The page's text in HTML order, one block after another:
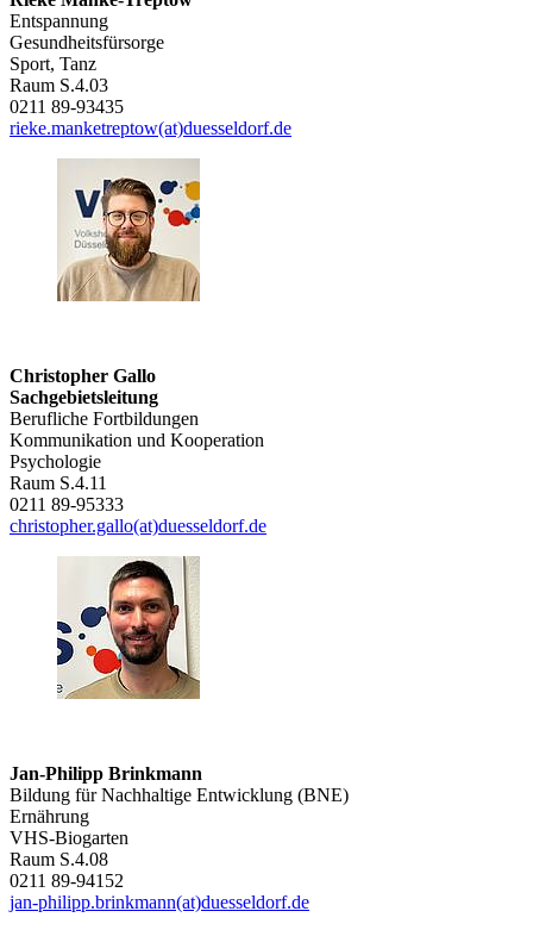
Entspannung
Gesundheitsfürsorge
Sport, Tanz
Raum S.4.03
0211 89-93435
rieke.manketreptow(at)duesseldorf.de
Christopher Gallo
Sachgebietsleitung
Berufliche Fortbildungen
Kommunikation und Kooperation
Psychologie
Raum S.4.11
0211 89-95333
christopher.gallo(at)duesseldorf.de
Jan-Philipp Brinkmann
Bildung für Nachhaltige Entwicklung (BNE)
Ernährung
VHS-Biogarten
Raum S.4.08
0211 89-94152
jan-philipp.brinkmann(at)duesseldorf.de